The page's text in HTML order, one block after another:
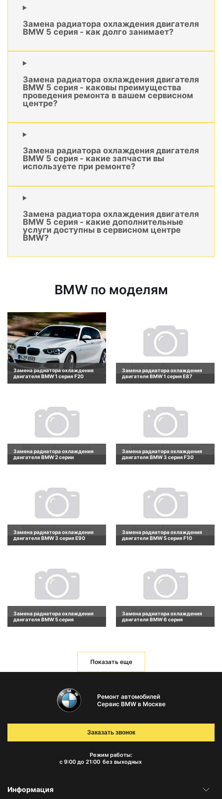
Замена радиатора охлаждения двигателя
BMW 5 серия - как долго занимает?
Замена радиатора охлаждения двигателя
BMW 5 серия - каковы преимущества
проведения ремонта в вашем сервисном
центре?
Замена радиатора охлаждения двигателя
BMW 5 серия - какие запчасти вы
используете при ремонте?
Замена радиатора охлаждения двигателя
BMW 5 серия - какие дополнительные
услуги доступны в сервисном центре
BMW?
BMW по моделям
Замена радиатора охлаждения
двигателя BMW 1 серия F20
Замена радиатора охлаждения
двигателя BMW 1 серия E87
Замена радиатора охлаждения
двигателя BMW 2 серии
Замена радиатора охлаждения
двигателя BMW 3 серия F30
Замена радиатора охлаждения
двигателя BMW 3 серия E90
Замена радиатора охлаждения
двигателя BMW 5 серия F10
Замена радиатора охлаждения
двигателя BMW 5 серия
Замена радиатора охлаждения
двигателя BMW 6 серия
Показать еще
Ремонт автомобилей
Сервис BMW в Москве
Режим работы:
с 9:00 до 21:00 без выходных
Заказать звонок
Информация